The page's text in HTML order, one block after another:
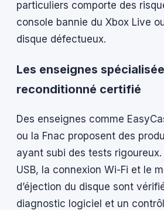
particuliers comporte des
console bannie du Xbox Live
disque défectueux.
Les enseignes
reconditionné certifié
Des enseignes comme
ou la Fnac proposent des
ayant subi des tests
USB, la connexion Wi-Fi et le
d’éjection du disque sont
diagnostic logiciel et un